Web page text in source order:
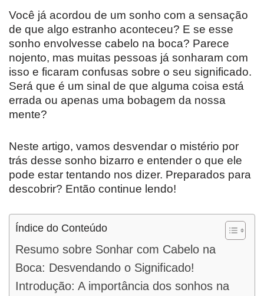
Você já acordou de um sonho com a sensação
de que algo estranho aconteceu? E se esse
sonho envolvesse cabelo na boca? Parece
nojento, mas muitas pessoas já sonharam com
isso e ficaram confusas sobre o seu significado.
Será que é um sinal de que alguma coisa está
errada ou apenas uma bobagem da nossa
mente?
Neste artigo, vamos desvendar o mistério por
trás desse sonho bizarro e entender o que ele
pode estar tentando nos dizer. Preparados para
descobrir? Então continue lendo!
Índice do Conteúdo
Resumo sobre Sonhar com Cabelo na
Boca: Desvendando o Significado!
Introdução: A importância dos sonhos na